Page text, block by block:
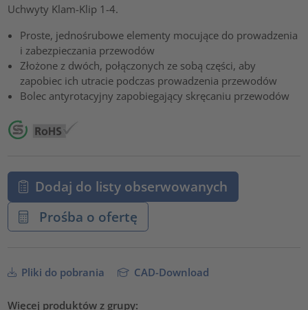
Uchwyty Klam-Klip 1-4.
Proste, jednośrubowe elementy mocujące do prowadzenia
i zabezpieczania przewodów
Złożone z dwóch, połączonych ze sobą części, aby
zapobiec ich utracie podczas prowadzenia przewodów
Bolec antyrotacyjny zapobiegający skręcaniu przewodów
Dodaj do listy obserwowanych
Prośba o ofertę
Pliki do pobrania CAD-Download
Więcej produktów z grupy: